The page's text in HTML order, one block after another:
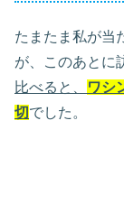
たまたま私が当
が、このあとに
比べると、
ワシ
切 でした。